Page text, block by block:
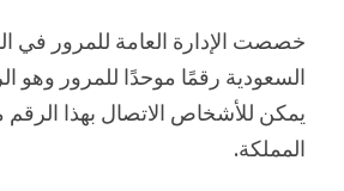
خصصت الإدارة العامة للمرور في
يمكن للأشخاص الاتصال بهذا الرقم
المملكة.